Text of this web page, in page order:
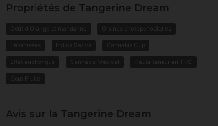
Propriétés de Tangerine Dream
Goût d'Orange et mandarine Graines photopériodiques
Féminisées Indica Sativa Cannabis Cup
Effet euphorique Cannabis Médical Haute teneur en THC
Gout Fruité
Avis sur la Tangerine Dream